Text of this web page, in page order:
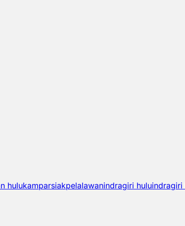
hulukamparsiakpelalawanindragiri huluindragiri